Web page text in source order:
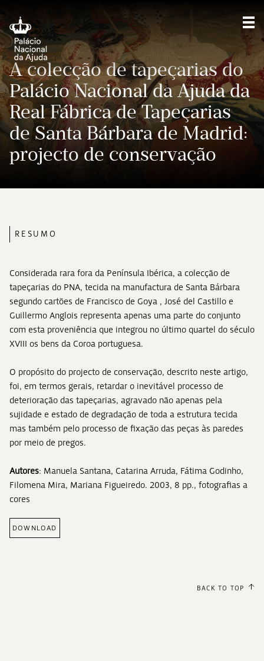
A colecção de tapeçarias do
Palácio Nacional da Ajuda da
Real Fábrica de Tapeçarias
de Santa Bárbara de Madrid:
projecto de conservação
RESUMO
Considerada rara fora da Península Ibérica, a colecção de
tapeçarias do PNA, tecida na manufactura de Santa Bárbara
segundo cartões de Francisco de Goya , José del Castillo e
Guillermo Anglois representa apenas uma parte do conjunto
com esta proveniência que integrou no último quartel do século
XVIII os bens da Coroa portuguesa.
O propósito do projecto de conservação, descrito neste artigo,
foi, em termos gerais, retardar o inevitável processo de
deterioração das tapeçarias, agravado não apenas pela
sujidade e estado de degradação de toda a estrutura tecida
mas também pelo processo de fixação das peças às paredes
por meio de pregos.
Autores: Manuela Santana, Catarina Arruda, Fátima Godinho,
Filomena Mira, Mariana Figueiredo. 2003, 8 pp., fotografias a
cores
DOWNLOAD
BACK TO TOP